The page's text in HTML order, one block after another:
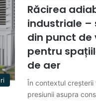
Răcirea
industriale –
din punct de
pentru
de aer
În contextul creșterii
presiunii asupra